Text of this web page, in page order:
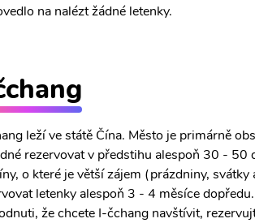
na nalézt žádné letenky.
leží ve státě Čína. Město je primárně
rezervovat v předstihu alespoň 30 -
o které je větší zájem (prázdniny,
letenky alespoň 3 - 4 měsíce
že chcete I-čchang navštívit,